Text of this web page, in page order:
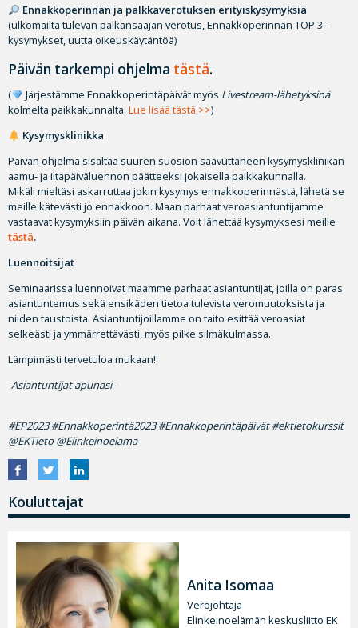
Ennakkoperinnän ja palkkaverotuksen erityiskysymyksiä
(ulkomailta tulevan palkansaajan verotus, Ennakkoperinnän TOP 3 -
kysymykset, uutta oikeuskäytäntöä)
Päivän tarkempi ohjelma tästä.
( Järjestämme Ennakkoperintäpäivät myös Livestream-lähetyksinä
kolmelta paikkakunnalta. Lue lisää tästä >>)
Kysymysklinikka
Päivän ohjelma sisältää suuren suosion saavuttaneen kysymysklinikan
aamu- ja iltapäiväluennon päätteeksi jokaisella paikkakunnalla.
Mikäli mieltäsi askarruttaa jokin kysymys ennakkoperinnästä, lähetä se
meille kätevästi jo ennakkoon. Maan parhaat veroasiantuntijamme
vastaavat kysymyksiin päivän aikana. Voit lähettää kysymyksesi meille
tästä.
Luennoitsijat
Seminaarissa luennoivat maamme parhaat asiantuntijat, joilla on paras
asiantuntemus sekä ensikäden tietoa tulevista veromuutoksista ja
niiden taustoista. Asiantuntijoillamme on taito esittää veroasiat
selkeästi ja ymmärrettävästi, myös pilke silmäkulmassa.
Lämpimästi tervetuloa mukaan!
-Asiantuntijat apunasi-
#EP2023 #Ennakkoperintä2023 #Ennakkoperintäpäivät #ektietokurssit
@EKTieto @Elinkeinoelama
Kouluttajat
Anita Isomaa
Verojohtaja
Elinkeinoelämän keskusliitto EK